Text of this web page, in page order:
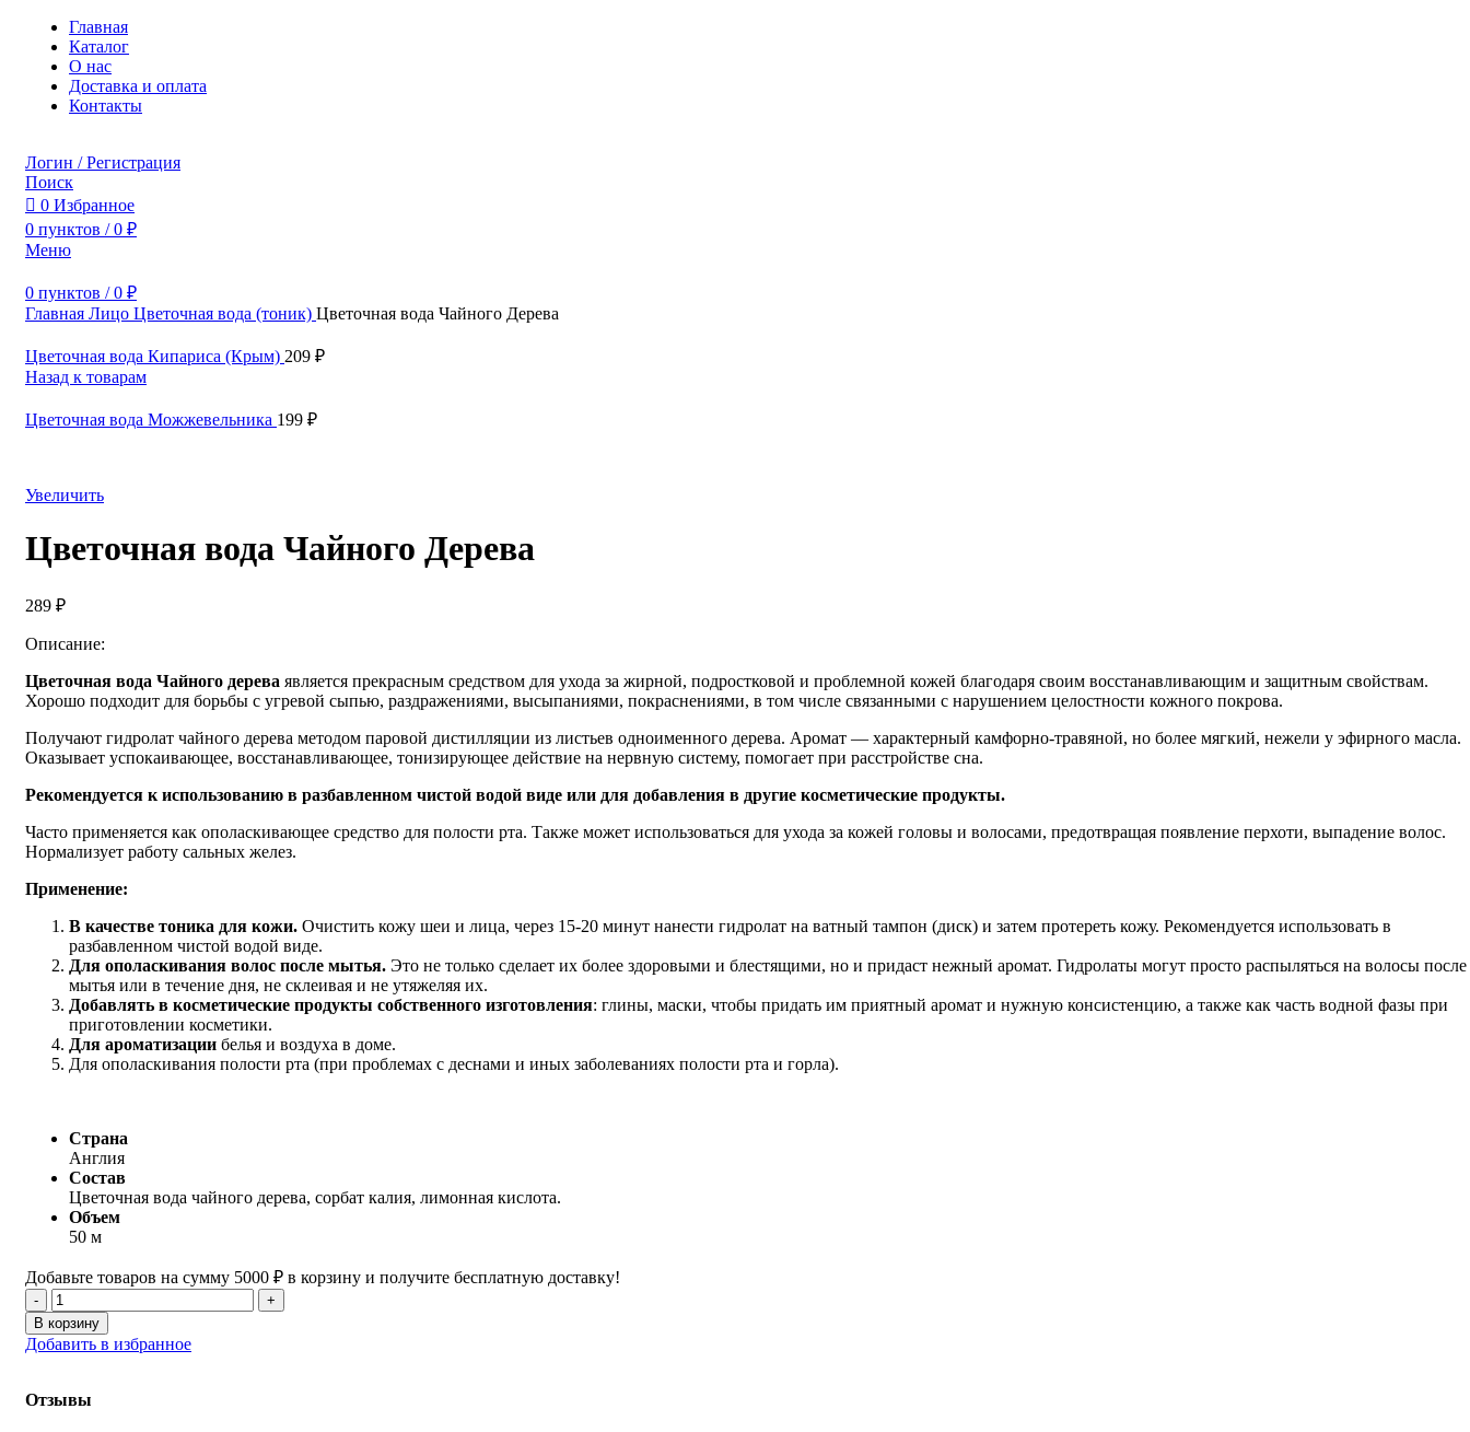
Главная
Каталог
О нас
Доставка и оплата
Контакты
Логин / Регистрация
Поиск
0 Избранное
0 пунктов / 0 ₽
Меню
0 пунктов / 0 ₽
Главная Лицо Цветочная вода (тоник) Цветочная вода Чайного Дерева
Цветочная вода Кипариса (Крым) 209 ₽
Назад к товарам
Цветочная вода Можжевельника 199 ₽
Увеличить
Цветочная вода Чайного Дерева
289 ₽
Описание:
Цветочная вода Чайного дерева является прекрасным средством для ухода за жирной, подростковой и проблемной кожей благодаря своим восстанавливающим и защитным свойствам.
Хорошо подходит для борьбы с угревой сыпью, раздражениями, высыпаниями, покраснениями, в том числе связанными с нарушением целостности кожного покрова.
Получают гидролат чайного дерева методом паровой дистилляции из листьев одноименного дерева. Аромат — характерный камфорно-травяной, но более мягкий, нежели у эфирного масла.
Оказывает успокаивающее, восстанавливающее, тонизирующее действие на нервную систему, помогает при расстройстве сна.
Рекомендуется к использованию в разбавленном чистой водой виде или для добавления в другие косметические продукты.
Часто применяется как ополаскивающее средство для полости рта. Также может использоваться для ухода за кожей головы и волосами, предотвращая появление перхоти, выпадение волос.
Нормализует работу сальных желез.
Применение:
В качестве тоника для кожи. Очистить кожу шеи и лица, через 15-20 минут нанести гидролат на ватный тампон (диск) и затем протереть кожу. Рекомендуется использовать в
разбавленном чистой водой виде.
Для ополаскивания волос после мытья. Это не только сделает их более здоровыми и блестящими, но и придаст нежный аромат. Гидролаты могут просто распыляться на волосы после
мытья или в течение дня, не склеивая и не утяжеляя их.
Добавлять в косметические продукты собственного изготовления: глины, маски, чтобы придать им приятный аромат и нужную консистенцию, а также как часть водной фазы при
приготовлении косметики.
Для ароматизации белья и воздуха в доме.
Для ополаскивания полости рта (при проблемах с деснами и иных заболеваниях полости рта и горла).
Страна
Англия
Состав
Цветочная вода чайного дерева, сорбат калия, лимонная кислота.
Объем
50 м
Добавьте товаров на сумму 5000 ₽ в корзину и получите бесплатную доставку!
Количество
товара
Цветочная
вода
Дерева
В корзину
Добавить в избранное
Отзывы